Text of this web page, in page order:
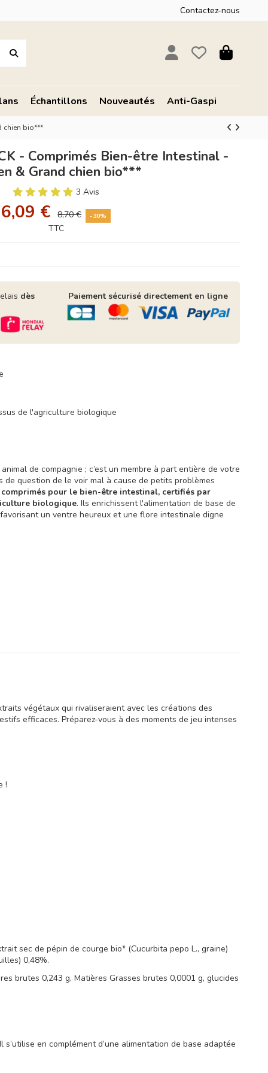
Contactez-nous
Échantillons Nouveautés Anti-Gaspi
chien bio***
- Comprimés Bien-être Intestinal -
& Grand chien bio***
3 Avis
6,09 € 8,70 € -30%
TTC
dès
Paiement sécurisé directement en ligne
de l'agriculture biologique
de compagnie ; c’est un membre à part entière de votre
de question de le voir mal à cause de petits problèmes
comprimés pour le bien-être intestinal, certifiés par
biologique. Ils enrichissent l'alimentation de base de
un ventre heureux et une flore intestinale digne
végétaux qui rivaliseraient avec les créations des
efficaces. Préparez-vous à des moments de jeu intenses
!
sec de pépin de courge bio* (Cucurbita pepo L., graine)
0,48%.
brutes 0,243 g, Matières Grasses brutes 0,0001 g, glucides
en complément d’une alimentation de base adaptée